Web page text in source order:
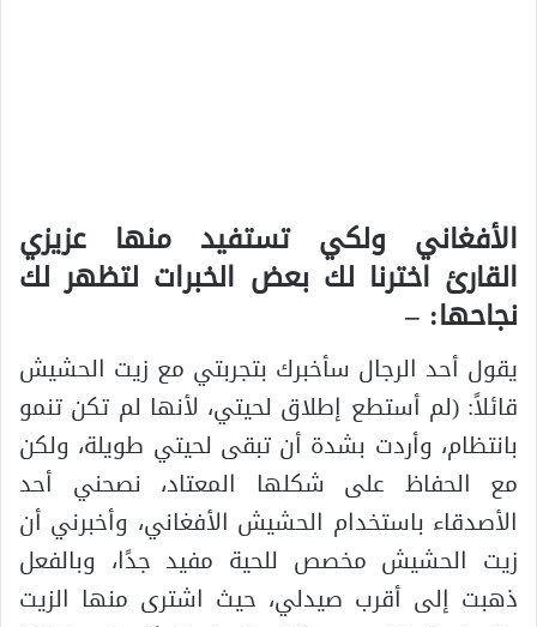
الأفغاني ولكي تستفيد منها عزيزي
القارئ اخترنا لك بعض الخبرات لتظهر لك
نجاحها: –
يقول أحد الرجال سأخبرك بتجربتي مع زيت الحشيش
قائلاً: (لم أستطع إطلاق لحيتي، لأنها لم تكن تنمو
بانتظام، وأردت بشدة أن تبقى لحيتي طويلة، ولكن
مع الحفاظ على شكلها المعتاد، نصحني أحد
الأصدقاء باستخدام الحشيش الأفغاني، وأخبرني أن
زيت الحشيش مخصص للحية مفيد جدًا، وبالفعل
ذهبت إلى أقرب صيدلي، حيث اشترى منها الزيت